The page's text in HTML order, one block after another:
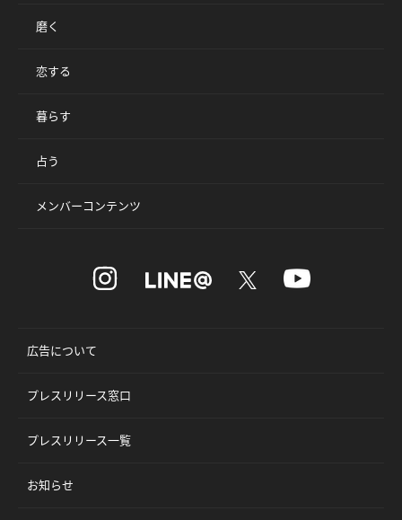
磨く
恋する
暮らす
占う
メンバーコンテンツ
広告について
プレスリリース窓口
プレスリリース一覧
お知らせ